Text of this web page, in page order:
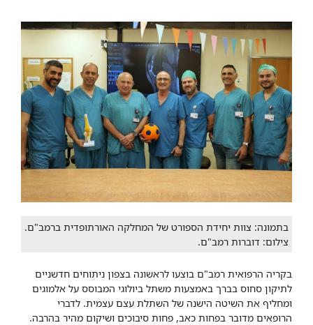
בתמונה: צוות יחידת הספורט של המחלקה האורתופדית ברמב"ם.
צילום: דוברות רמב"ם.
בקריה הרפואית רמב"ם בוצעו לראשונה בצפון ניתוחים חדשניים
לתיקון סחוס בברך באמצעות משתל ביולוגי המבוסס על אלמוגים
ומחליף את השיטה הישנה של השתלת עצם עצמית. לדברי
הרופאים מדובר בפחות כאב, פחות סיבוכים ושיקום מהיר בהרבה.